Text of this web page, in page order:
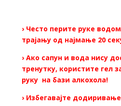
› Често перите руке
трајању од најмање 20
› Ако сапун и вода нису
тренутку, користите гел
руку на бази алкохола!
› Избегавајте